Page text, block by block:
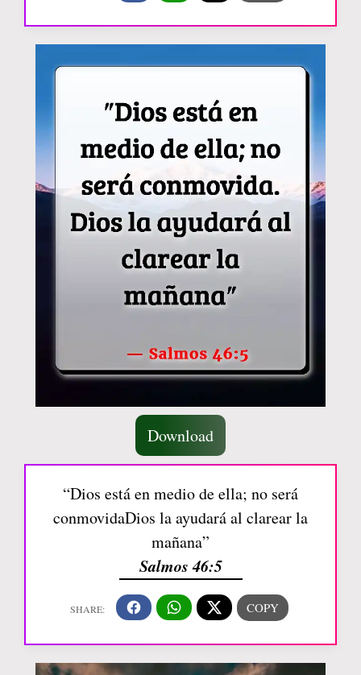
Download
“Dios está en medio de ella; no será
conmovidaDios la ayudará al clarear la
mañana”
Salmos 46:5